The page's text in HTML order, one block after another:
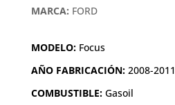
MARCA: FORD
MODELO: Focus
AÑO FABRICACIÓN: 2008-2011
COMBUSTIBLE: Gasoil